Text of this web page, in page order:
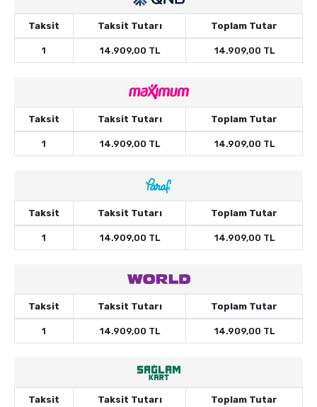
Taksit Taksit Tutarı Toplam Tutar
1 14.909,00 TL 14.909,00 TL
Taksit Taksit Tutarı Toplam Tutar
1 14.909,00 TL 14.909,00 TL
Taksit Taksit Tutarı Toplam Tutar
1 14.909,00 TL 14.909,00 TL
Taksit Taksit Tutarı Toplam Tutar
1 14.909,00 TL 14.909,00 TL
Taksit Taksit Tutarı Toplam Tutar